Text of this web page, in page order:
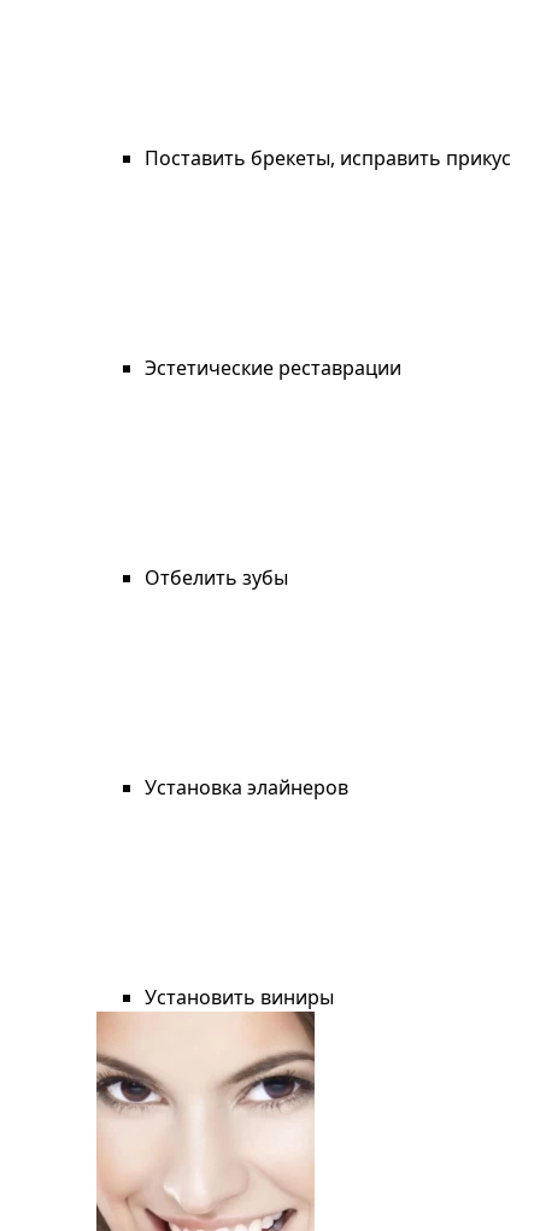
Поставить брекеты, исправить прикус
Эстетические реставрации
Отбелить зубы
Установка элайнеров
Установить виниры